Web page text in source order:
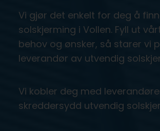
Vi gjør det enkelt for deg å
solskjerming i Vollen. Fyll ut
behov og ønsker, så starer vi
leverandør av utvendig
Vi kobler deg med
skreddersydd utvendig